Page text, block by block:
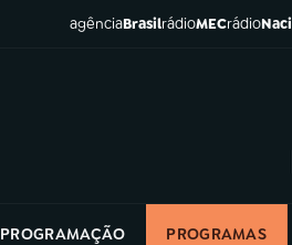
agênciaBrasilrádioMECrádio
PROGRAMAÇÃO PROGRAMAS